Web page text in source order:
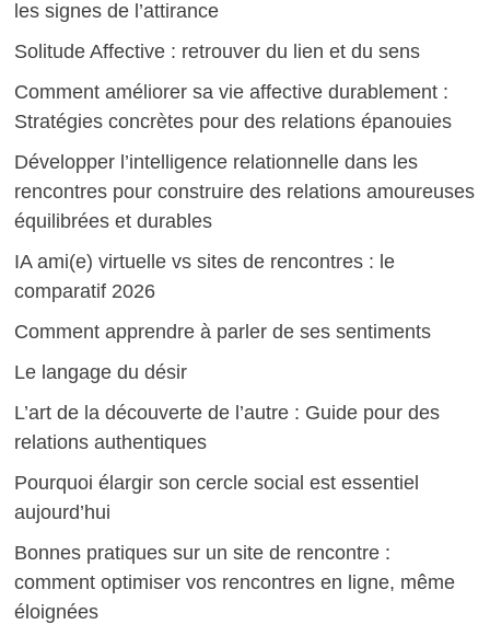
les signes de l’attirance
Solitude Affective : retrouver du lien et du sens
Comment améliorer sa vie affective durablement :
Stratégies concrètes pour des relations épanouies
Développer l’intelligence relationnelle dans les
rencontres pour construire des relations amoureuses
équilibrées et durables
IA ami(e) virtuelle vs sites de rencontres : le
comparatif 2026
Comment apprendre à parler de ses sentiments
Le langage du désir
L’art de la découverte de l’autre : Guide pour des
relations authentiques
Pourquoi élargir son cercle social est essentiel
aujourd’hui
Bonnes pratiques sur un site de rencontre :
comment optimiser vos rencontres en ligne, même
éloignées